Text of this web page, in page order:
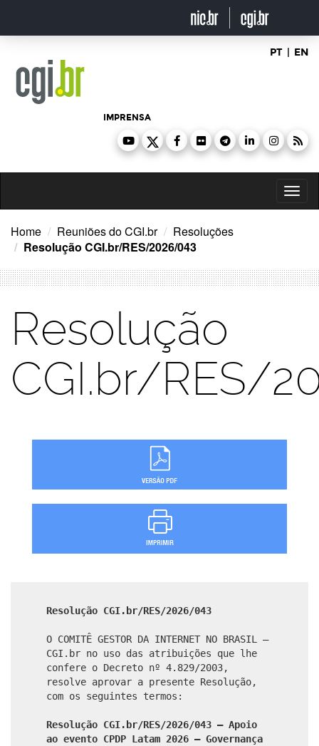
o
PT | EN
IMPRENSA
Home Reuniões do CGI.br
Resoluções
Resolução CGI.br/RES/2026/043
Resolução
CGI.br/RES/
Resolução CGI.br/RES/2026/043
O COMITÊ GESTOR DA INTERNET NO BRASIL –
CGI.br no uso das atribuições que lhe
confere o Decreto nº 4.829/2003,
resolve aprovar a presente Resolução,
com os seguintes termos:
Resolução CGI.br/RES/2026/043 – Apoio
ao evento CPDP Latam 2026 – Governança